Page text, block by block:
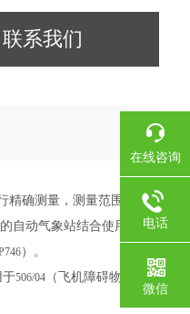
联系我们
精确测量，测量范围可达5
自动气象站结合使用。
）。
于506/04 （飞机障碍物识别
在线咨询
电话
微信